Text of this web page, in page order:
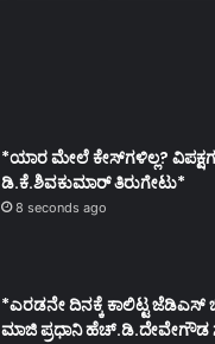
*ಯಾರ ಮೇಲೆ ಕೇಸ್‌ಗಳಿಲ್ಲ?
ಡಿ.ಕೆ.ಶಿವಕುಮಾರ್ ತಿರುಗೇಟು*
8 seconds ago
*ಎರಡನೇ ದಿನಕ್ಕೆ ಕಾಲಿಟ್ಟ ಜೆಡಿಎಸ್
ಮಾಜಿ ಪ್ರಧಾನಿ ಹೆಚ್.ಡಿ.ದೇವೇಗೌಡ